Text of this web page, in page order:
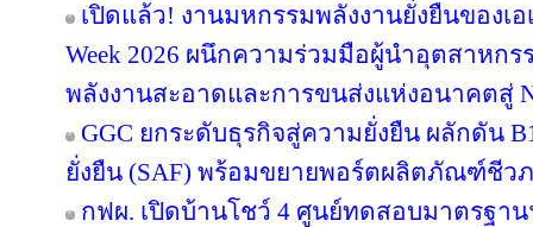
เปิดแล้ว! งานมหกรรมพลังงานยั่งยืนของเอเ
Week 2026 ผนึกความร่วมมือผู้นำอุตสาหก
พลังงานสะอาดและการขนส่งแห่งอนาคตสู่
GGC ยกระดับธุรกิจสู่ความยั่งยืน ผลักดัน
ยั่งยืน (SAF) พร้อมขยายพอร์ตผลิตภัณฑ์ชีว
กฟผ. เปิดบ้านโชว์ 4 ศูนย์ทดสอบมาตรฐาน